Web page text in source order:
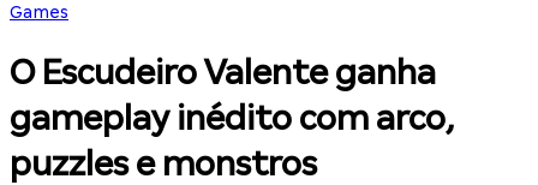
Games
O Escudeiro Valente ganha
gameplay inédito com arco,
puzzles e monstros